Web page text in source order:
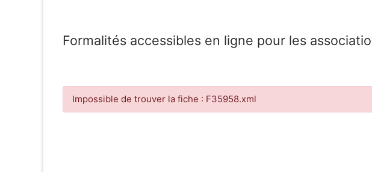
Formalités accessibles en ligne pour les
Impossible de trouver la fiche : F35958.xml